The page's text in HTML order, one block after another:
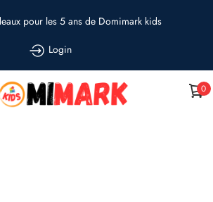
Login
pour les 5 ans de Domimark kids
0